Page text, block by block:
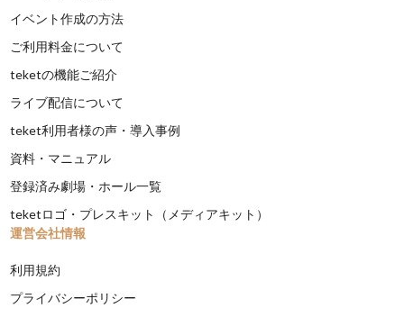
イベント作成の方法
ご利用料金について
teketの機能ご紹介
ライブ配信について
teket利用者様の声・導入事例
資料・マニュアル
登録済み劇場・ホール一覧
teketロゴ・プレスキット（メディアキット）
運営会社情報
利用規約
プライバシーポリシー